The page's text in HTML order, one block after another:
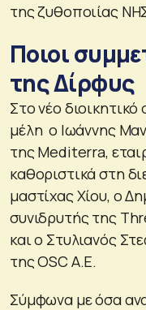
της ζυθοποιίας
Ποιοι
της Δίρφυς
Στο νέο
μέλη ο Ιωάννης
της Mediterra,
καθοριστικά στη
μαστίχας Χίου, ο
συνιδρυτής της
και ο Στυλιανός
της OSC Α.Ε.
Σύμφωνα με όσα